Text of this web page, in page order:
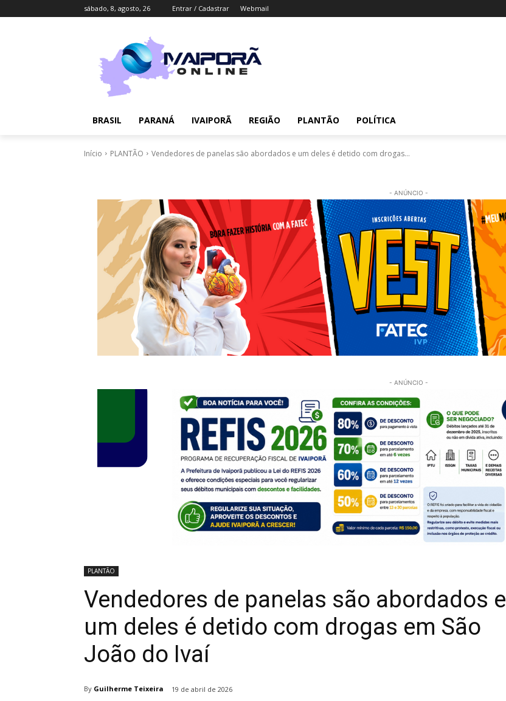
sábado, 8, agosto, 26 Entrar / Cadastrar Webmail
BRASIL PARANÁ IVAIPORÃ REGIÃO PLANTÃO POLÍTICA
Início PLANTÃO Vendedores de panelas são abordados e um deles é detido com drogas...
- ANÚNCIO -
- ANÚNCIO -
PLANTÃO
Vendedores de panelas são abordados e
um deles é detido com drogas em São
João do Ivaí
By Guilherme Teixeira 19 de abril de 2026